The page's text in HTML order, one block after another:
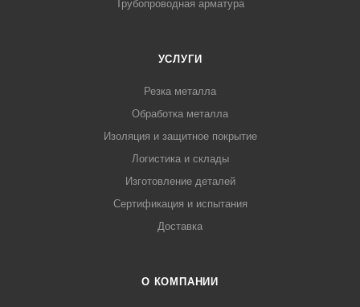
Трубопроводная арматура
УСЛУГИ
Резка металла
Обработка металла
Изоляция и защитное покрытие
Логистика и склады
Изготовление деталей
Сертификация и испытания
Доставка
О КОМПАНИИ